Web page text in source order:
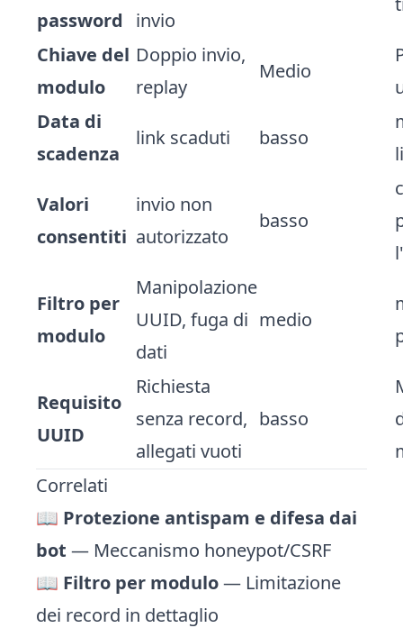
password invio
Chiave del
modulo
Doppio invio,
replay
Medio
Data di
scadenza
link scaduti basso
Valori
consentiti
invio non
autorizzato
basso
Filtro per
modulo
Manipolazione
UUID, fuga di
dati
medio
Requisito
UUID
Richiesta
senza record,
allegati vuoti
basso
Correlati
📖 Protezione antispam e difesa dai
bot — Meccanismo honeypot/CSRF
📖 Filtro per modulo— Limitazione
dei record in dettaglio